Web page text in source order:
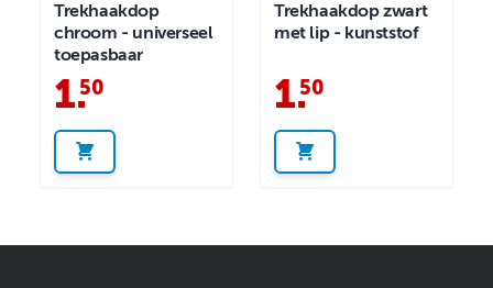
Trekhaakdop
chroom - universeel
toepasbaar
1.
50
Trekhaakdop zwart
met lip - kunststof
1.
50